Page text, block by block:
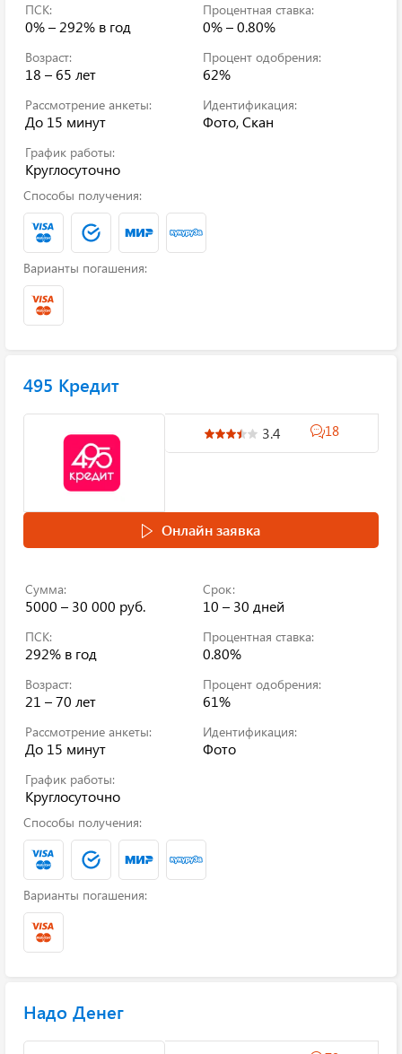
ПСК:
0% – 292% в год
Процентная ставка:
0% – 0.80%
Возраст:
18 – 65 лет
Процент одобрения:
62%
Рассмотрение анкеты:
До 15 минут
Идентификация:
Фото, Скан
График работы:
Круглосуточно
Способы получения:
Варианты погашения:
495 Кредит
3.4 18
Онлайн заявка
Сумма:
5000 – 30 000 руб.
Срок:
10 – 30 дней
ПСК:
292% в год
Процентная ставка:
0.80%
Возраст:
21 – 70 лет
Процент одобрения:
61%
Рассмотрение анкеты:
До 15 минут
Идентификация:
Фото
График работы:
Круглосуточно
Способы получения:
Варианты погашения:
Надо Денег